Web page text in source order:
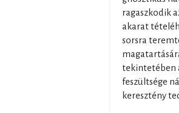
ragaszkodik
akarat
sorsra
tekintetében
feszültsége
keresztény